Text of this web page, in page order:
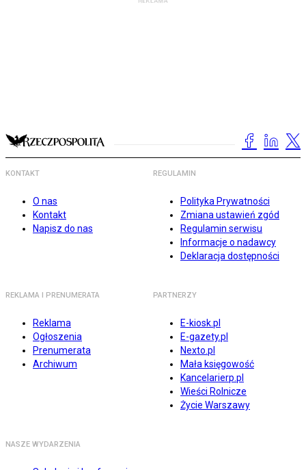
KONTAKT
O nas
Kontakt
Napisz do nas
REGULAMIN
Polityka Prywatności
Zmiana ustawień zgód
Regulamin serwisu
Informacje o nadawcy
Deklaracja dostępności
REKLAMA I PRENUMERATA
Reklama
Ogłoszenia
Prenumerata
Archiwum
PARTNERZY
E-kiosk.pl
E-gazety.pl
Nexto.pl
Mała księgowość
Kancelarierp.pl
Wieści Rolnicze
Życie Warszawy
NASZE WYDARZENIA